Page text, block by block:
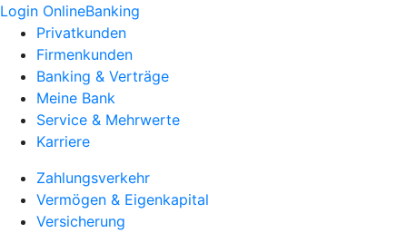
Login OnlineBanking
Privatkunden
Firmenkunden
Banking & Verträge
Meine Bank
Service & Mehrwerte
Karriere
Zahlungsverkehr
Vermögen & Eigenkapital
Versicherung